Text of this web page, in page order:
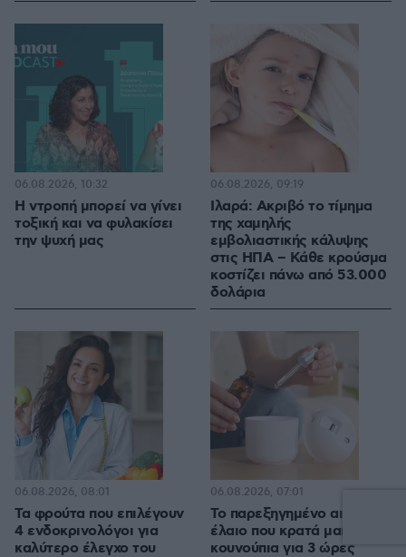
Η ντροπή μπορεί να γίνει
τοξική και να φυλακίσει
την ψυχή μας
06.08.2026, 10:32
Ιλαρά: Ακριβό το τίμημα
της χαμηλής
εμβολιαστικής κάλυψης
στις ΗΠΑ – Κάθε κρούσμα
κοστίζει πάνω από 53.000
δολάρια
06.08.2026, 09:19
Τα φρούτα που επιλέγουν
4 ενδοκρινολόγοι για
καλύτερο έλεγχο του
06.08.2026, 08:01
Το παρεξηγημένο αιθέριο
έλαιο που κρατά μακριά τα
κουνούπια για 3 ώρες
06.08.2026, 07:01